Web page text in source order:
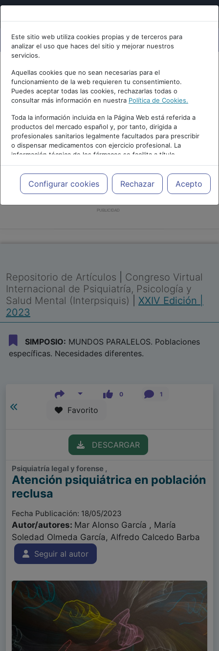
Este sitio web utiliza cookies propias y de terceros para
analizar el uso que haces del sitio y mejorar nuestros
servicios.
Aquellas cookies que no sean necesarias para el
funcionamiento de la web requieren tu consentimiento.
Puedes aceptar todas las cookies, rechazarlas todas o
consultar más información en nuestra Política de Cookies.
Toda la información incluida en la Página Web está referida a
productos del mercado español y, por tanto, dirigida a
profesionales sanitarios legalmente facultados para prescribir
o dispensar medicamentos con ejercicio profesional. La
información técnica de los fármacos se facilita a título
meramente informativo, siendo responsabilidad de los
profesionales facultados prescribir medicamentos y decidir, en
cada caso concreto, el tratamiento más adecuado a las
necesidades del paciente.
Configurar cookies Rechazar Acepto
PUBLICIDAD
Repositorio de Artículos
Congreso Virtual
Internacional de Psiquiatría, Psicología y
Salud Mental (Interpsiquis)
XXIV Edición |
2023
SIMPOSIO: MUNDOS PARALELOS. Poblaciones
específicas. Necesidades diferentes.
0 1
Favorito
DESCARGAR
Psiquiatría legal y forense ,
Atención psiquiátrica en población
reclusa
Fecha Publicación: 18/05/2023
Autor/autores: Mar Alonso García , María
Soledad Olmeda García, Alfredo Calcedo Barba
Seguir al autor